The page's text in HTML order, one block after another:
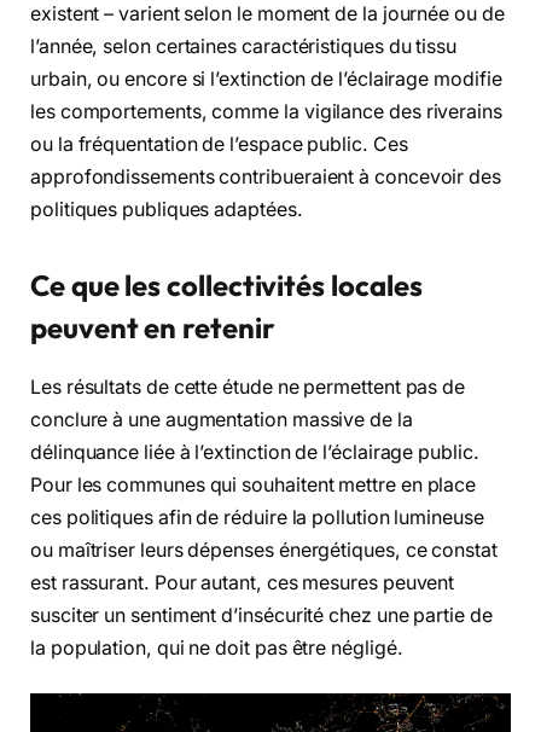
existent – varient selon le moment de la journée ou de
l’année, selon certaines caractéristiques du tissu
urbain, ou encore si l’extinction de l’éclairage modifie
les comportements, comme la vigilance des riverains
ou la fréquentation de l’espace public. Ces
approfondissements contribueraient à concevoir des
politiques publiques adaptées.
Ce que les collectivités locales
peuvent en retenir
Les résultats de cette étude ne permettent pas de
conclure à une augmentation massive de la
délinquance liée à l’extinction de l’éclairage public.
Pour les communes qui souhaitent mettre en place
ces politiques afin de réduire la pollution lumineuse
ou maîtriser leurs dépenses énergétiques, ce constat
est rassurant. Pour autant, ces mesures peuvent
susciter un sentiment d’insécurité chez une partie de
la population, qui ne doit pas être négligé.